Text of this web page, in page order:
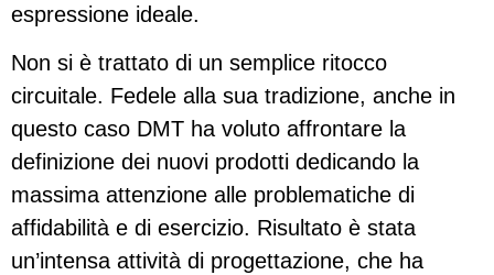
espressione ideale.
Non si è trattato di un semplice ritocco
circuitale. Fedele alla sua tradizione, anche in
questo caso DMT ha voluto affrontare la
definizione dei nuovi prodotti dedicando la
massima attenzione alle problematiche di
affidabilità e di esercizio. Risultato è stata
un’intensa attività di progettazione, che ha